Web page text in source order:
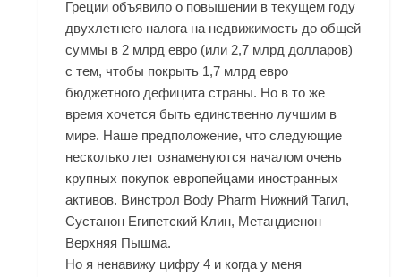
Греции объявило о повышении в текущем году
двухлетнего налога на недвижимость до общей
суммы в 2 млрд евро (или 2,7 млрд долларов)
с тем, чтобы покрыть 1,7 млрд евро
бюджетного дефицита страны. Но в то же
время хочется быть единственно лучшим в
мире. Наше предположение, что следующие
несколько лет ознаменуются началом очень
крупных покупок европейцами иностранных
активов. Винстрол Body Pharm Нижний Тагил,
Сустанон Египетский Клин, Метандиенон
Верхняя Пышма.
Но я ненавижу цифру 4 и когда у меня